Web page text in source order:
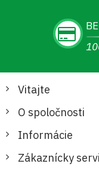
Vitajte
O spoločnosti
Informácie
Zákaznícky